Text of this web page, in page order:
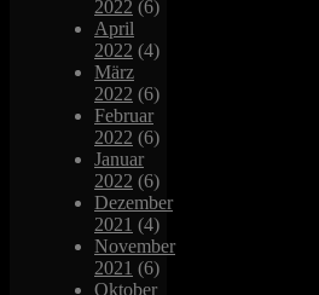
2022 (6)
April
2022 (4)
März
2022 (6)
Februar
2022 (6)
Januar
2022 (6)
Dezember
2021 (4)
November
2021 (6)
Oktober